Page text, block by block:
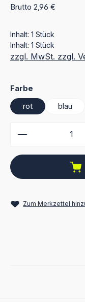
Brutto 2,96 €
Inhalt: 1 Stück
Inhalt: 1 Stück
zzgl. MwSt. zzgl.
Farbe
rot
blau
Produkt
Zum Merkzettel